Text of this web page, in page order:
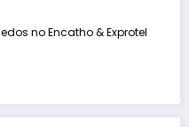
no Encatho & Exprotel